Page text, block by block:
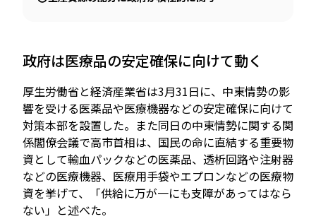
政府は医療品の安定確保に向けて動く
厚生労働省と経済産業省は3月31日に、中東情勢の影
響を受ける医薬品や医療機器などの安定確保に向けて
対策本部を設置した。また同日の中東情勢に関する関
係閣僚会議で高市首相は、国民の命に直結する重要物
資として輸血パックなどの医薬品、透析回路や注射器
などの医療機器、医療用手袋やエプロンなどの医療物
資を挙げて、「供給に万が一にも支障があってはなら
ない」と述べた。